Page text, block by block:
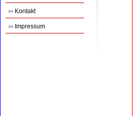
>> Kontakt
>> Impressum